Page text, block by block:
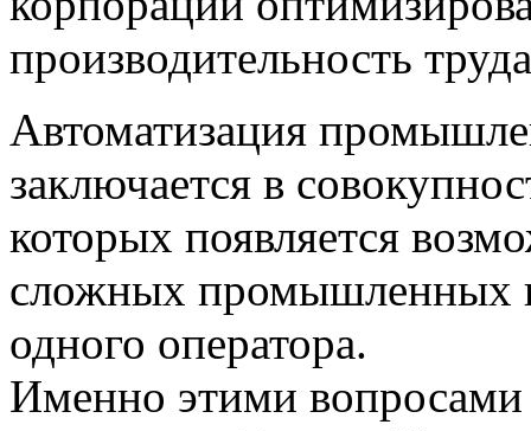
производительность
Автоматизация
заключается в
которых появляется
сложных промышленных
одного оператора.
Именно этими вопросами